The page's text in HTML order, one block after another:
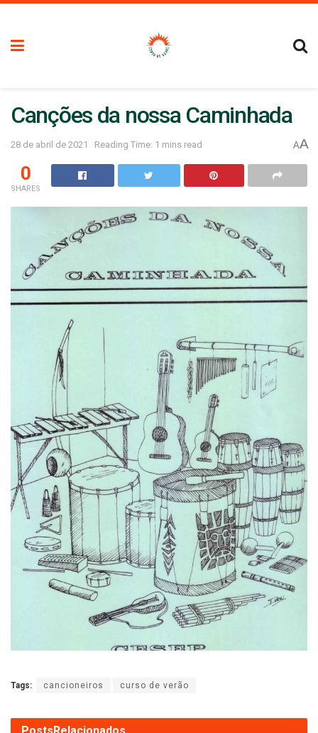
Canções da nossa Caminhada
28 de abril de 2021 Reading Time: 1 mins read AA
0
SHARES
Tags: cancioneiros curso de verão
PostsRelacionados